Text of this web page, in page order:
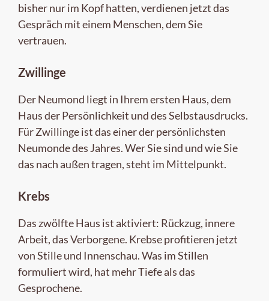
bisher nur im Kopf hatten, verdienen jetzt das
Gespräch mit einem Menschen, dem Sie
vertrauen.
Zwillinge
Der Neumond liegt in Ihrem ersten Haus, dem
Haus der Persönlichkeit und des Selbstausdrucks.
Für Zwillinge ist das einer der persönlichsten
Neumonde des Jahres. Wer Sie sind und wie Sie
das nach außen tragen, steht im Mittelpunkt.
Krebs
Das zwölfte Haus ist aktiviert: Rückzug, innere
Arbeit, das Verborgene. Krebse profitieren jetzt
von Stille und Innenschau. Was im Stillen
formuliert wird, hat mehr Tiefe als das
Gesprochene.